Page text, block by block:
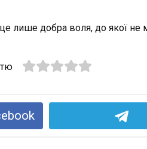
лише добра воля, до якої